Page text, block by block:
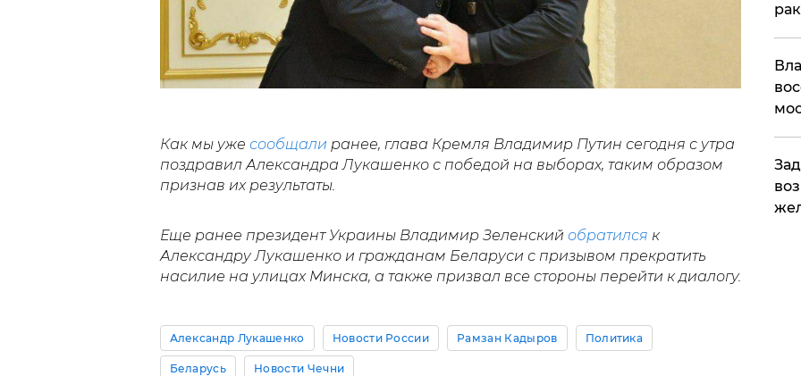
Как мы уже сообщали ранее, глава Кремля Владимир Путин сегодня с утра
поздравил Александра Лукашенко с победой на выборах, таким образом
признав их результаты.
Еще ранее президент Украины Владимир Зеленский обратился к
Александру Лукашенко и гражданам Беларуси с призывом прекратить
насилие на улицах Минска, а также призвал все стороны перейти к диалогу.
Александр Лукашенко Новости России Рамзан Кадыров Политика
Беларусь Новости Чечни